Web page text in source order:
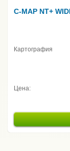
C-MAP NT+
Картография
Цена: